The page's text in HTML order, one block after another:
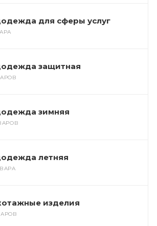
для сферы услуг
защитная
зимняя
летняя
изделия